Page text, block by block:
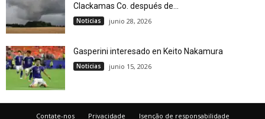
Clackamas Co. después de...
Noticias junio 28, 2026
Gasperini interesado en Keito Nakamura
Noticias junio 15, 2026
Contate-nos Privacidade
Isenção de responsabilidade